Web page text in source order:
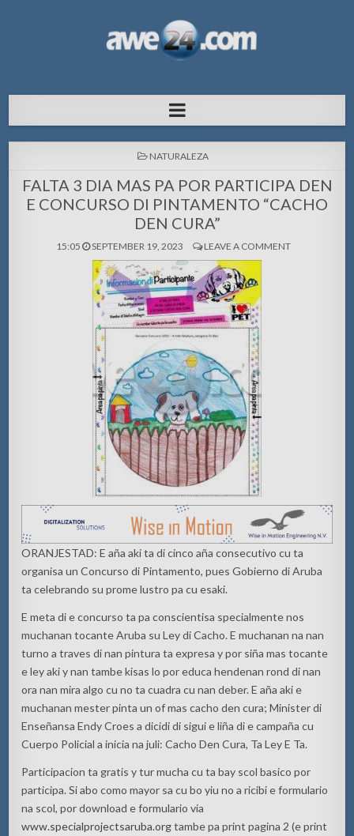
pa Aruba
POSTED
NATURALEZA
FALTA 3 DIA MAS PA POR PARTICIPA DEN
E CONCURSO DI PINTAMENTO “CACHO
DEN CURA”
15:05 SEPTEMBER 19, 2023 LEAVE A COMMENT
ORANJESTAD: E aña aki ta di cinco aña consecutivo cu ta
organisa un Concurso di Pintamento, pues Gobierno di Aruba
ta celebrando su prome lustro pa cu esaki.
E meta di e concurso ta pa conscientisa specialmente nos
muchanan tocante Aruba su Ley di Cacho. E muchanan na nan
turno a traves di nan pintura ta expresa y por siña mas tocante
e ley aki y nan tambe kisas lo por educa hendenan rond di nan
ora nan mira algo cu no ta cuadra cu nan deber. E aña aki e
muchanan mester pinta un of mas cacho den cura; Minister di
Enseñansa Endy Croes a dicidi di sigui e liña di e campaña cu
Cuerpo Policial a inicia na juli: Cacho Den Cura, Ta Ley E Ta.
Participacion ta gratis y tur mucha cu ta bay scol basico por
participa. Si abo como mayor sa cu bo yiu no a ricibi e formulario
na scol, por download e formulario via
www.specialprojectsaruba.orgtambe pa print pagina 2 (e print